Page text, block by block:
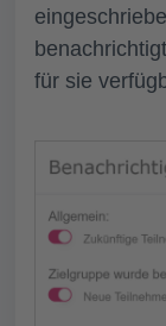
für sie